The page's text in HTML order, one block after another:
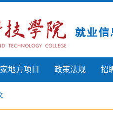
地方项目 政策法规 招